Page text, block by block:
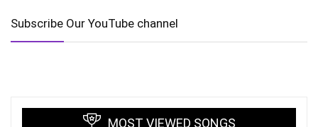
Subscribe Our YouTube channel
MOST VIEWED SONGS